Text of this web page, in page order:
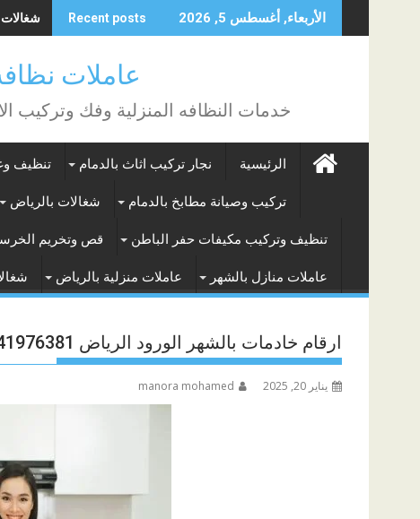
to
الأربعاء, أغسطس 5, 2026 Recent posts شغالات
عاملات نظافة
خدمات النظافه المنزلية وفك وتركيب
الرئيسية نجار تركيب اثاث بالدمام تنظيف
تركيب وصيانة مطابخ بالدمام شغالات بالرياض
تنظيف وتركيب مكيفات حفر الباطن قص وتخريم
عاملات منازل بالشهر عاملات منزلية بالرياض
ارقام خادمات بالشهر الورود الرياض 0541976381
يناير 20, 2025 manora mohamed